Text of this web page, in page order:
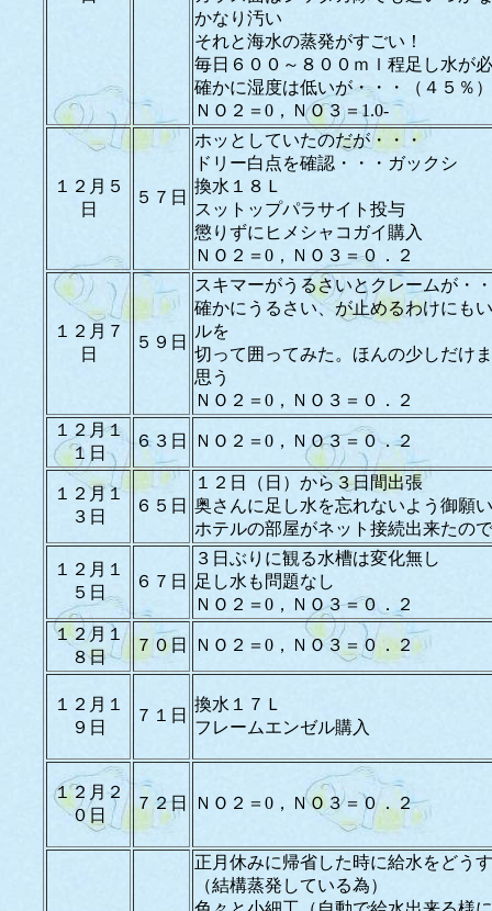
かなり汚い
それと海水の蒸発がすごい！
毎日６００～８００ｍｌ程足し水が
確かに湿度は低いが・・・（４５％）
ＮＯ２＝0，ＮＯ３＝1.0-
１２月５
日
５７日
ホッとしていたのだが・・・
ドリー白点を確認・・・ガックシ
換水１８Ｌ
スットップパラサイト投与
懲りずにヒメシャコガイ購入
ＮＯ２＝0，ＮＯ３＝０．２
１２月７
日
５９日
スキマーがうるさいとクレームが・
確かにうるさい、が止めるわけにも
ルを
切って囲ってみた。ほんの少しだけ
思う
ＮＯ２＝0，ＮＯ３＝０．２
１２月１
１日
６３日 ＮＯ２＝0，ＮＯ３＝０．２
１２月１
３日
６５日
１２日（日）から３日間出張
奥さんに足し水を忘れないよう御願
ホテルの部屋がネット接続出来たの
１２月１
５日
６７日
３日ぶりに観る水槽は変化無し
足し水も問題なし
ＮＯ２＝0，ＮＯ３＝０．２
１２月１
８日
７０日 ＮＯ２＝0，ＮＯ３＝０．２
１２月１
９日
７１日
換水１７Ｌ
フレームエンゼル購入
１２月２
０日
７２日 ＮＯ２＝0，ＮＯ３＝０．２
正月休みに帰省した時に給水をどう
（結構蒸発している為）